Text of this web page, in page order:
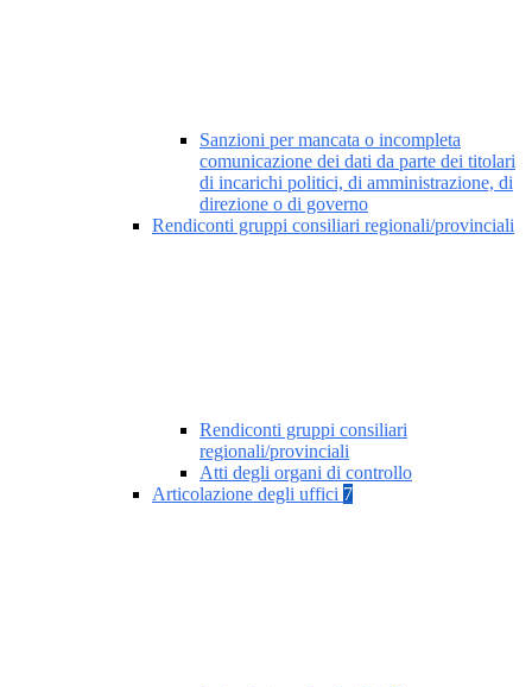
Sanzioni per mancata o incompleta
comunicazione dei dati da parte dei titolari
di incarichi politici, di amministrazione, di
direzione o di governo
Rendiconti gruppi consiliari regionali/provinciali
Rendiconti gruppi consiliari
regionali/provinciali
Atti degli organi di controllo
Articolazione degli uffici 7